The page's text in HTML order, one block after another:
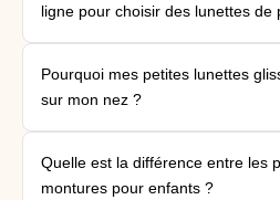
d'une largeur inférieure ou égale à
de BonLook vous aident à trouver
ligne pour choisir des lunettes de
{"type"=>"root",
[{"type"=>"text", "value"=>"Mesurez
au niveau des pommettes. La
BonLook indique la largeur totale
Pourquoi mes petites lunettes
sur mon nez ?
{"type"=>"root",
[{"type"=>"text", "value"=>"Le
largeur du pont (14 à 18 mm pour
Quelle est la différence entre les
montures pour enfants ?